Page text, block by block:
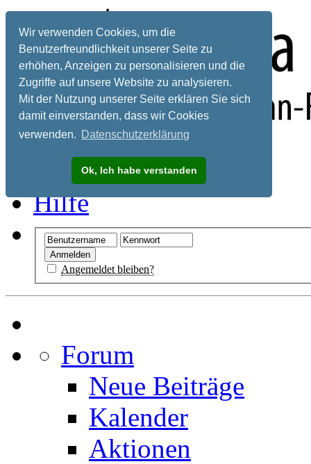
Wir verwenden Cookies, um die
Benutzerfreundlichkeit unserer Seite zu
erhöhen, Anzeigen zu personalisieren und die
Zugriffe auf unsere Website zu analysieren.
Mit der Nutzung unserer Seite erklären Sie sich
damit einverstanden, dass wir Cookies
verwenden. Datenschutzerklärung
Ok, Ich habe verstanden
Registrieren
Hilfe
Angemeldet bleiben?
Forum
Neue Beiträge
Kalender
Aktionen